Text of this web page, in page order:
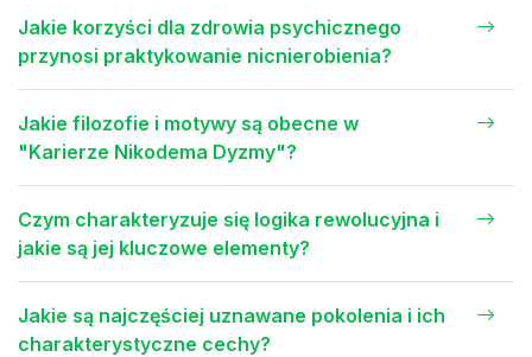
Jakie korzyści dla zdrowia psychicznego
przynosi praktykowanie nicnierobienia?
Jakie filozofie i motywy są obecne w
"Karierze Nikodema Dyzmy"?
Czym charakteryzuje się logika rewolucyjna i
jakie są jej kluczowe elementy?
Jakie są najczęściej uznawane pokolenia i ich
charakterystyczne cechy?